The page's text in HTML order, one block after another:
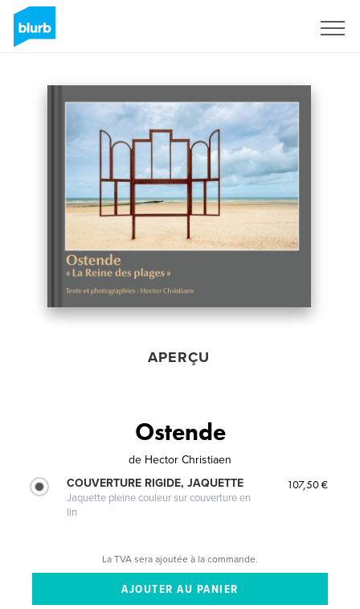
APERÇU
Ostende
de Hector Christiaen
COUVERTURE RIGIDE, JAQUETTE
Jaquette pleine couleur sur couverture en
lin
107,50 €
La TVA sera ajoutée à la commande.